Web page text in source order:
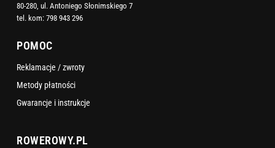
80-280, ul. Antoniego Słonimskiego 7
tel. kom: 798 943 296
POMOC
Reklamacje / zwroty
Metody płatności
Gwarancje i instrukcje
ROWEROWY.PL